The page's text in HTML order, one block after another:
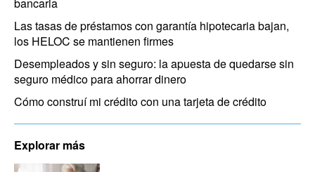
Las tasas de préstamos con garantía hipotecaria bajan,
los HELOC se mantienen firmes
Desempleados y sin seguro: la apuesta de quedarse sin
seguro médico para ahorrar dinero
Cómo construí mi crédito con una tarjeta de crédito
Explorar más